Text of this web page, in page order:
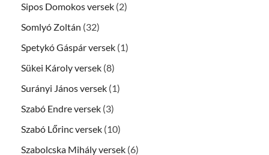
Sipos Domokos versek (2)
Somlyó Zoltán (32)
Spetykó Gáspár versek (1)
Sükei Károly versek (8)
Surányi János versek (1)
Szabó Endre versek (3)
Szabó Lőrinc versek (10)
Szabolcska Mihály versek (6)